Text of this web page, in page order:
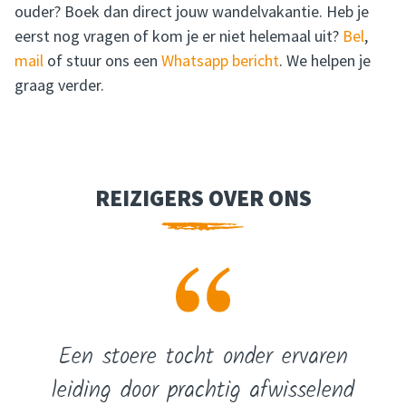
ouder? Boek dan direct jouw wandelvakantie. Heb je
eerst nog vragen of kom je er niet helemaal uit? Bel,
mail of stuur ons een Whatsapp bericht. We helpen je
graag verder.
REIZIGERS OVER ONS
Een stoere tocht onder ervaren
leiding door prachtig afwisselend